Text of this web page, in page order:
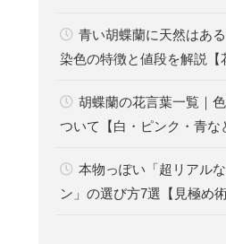
青い胡蝶蘭に天然はあ
染色の特徴と値段を解説【
胡蝶蘭の花言葉一覧｜
ついて【白・ピンク・青な
本物っぽい「超リアル
ン」の選び方7選【見極め術